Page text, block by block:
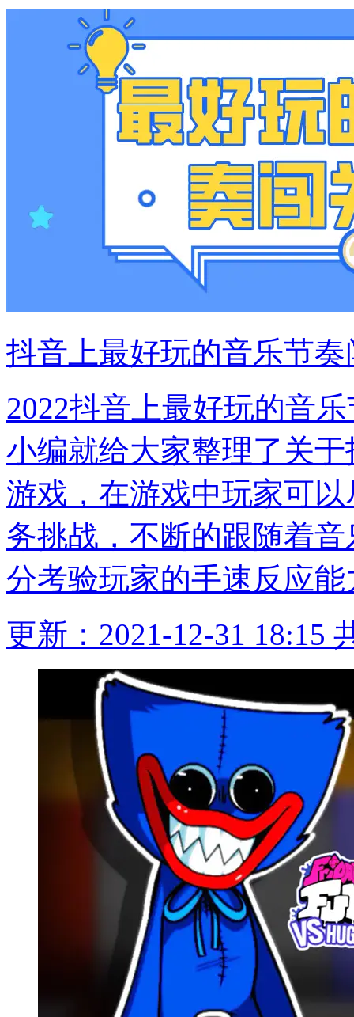
抖音上最好玩的音乐节
2022抖音上最好玩的音
小编就给大家整理了关
游戏，在游戏中玩家可
务挑战，不断的跟随着
分考验玩家的手速反应
更新：2021-12-31 18:15